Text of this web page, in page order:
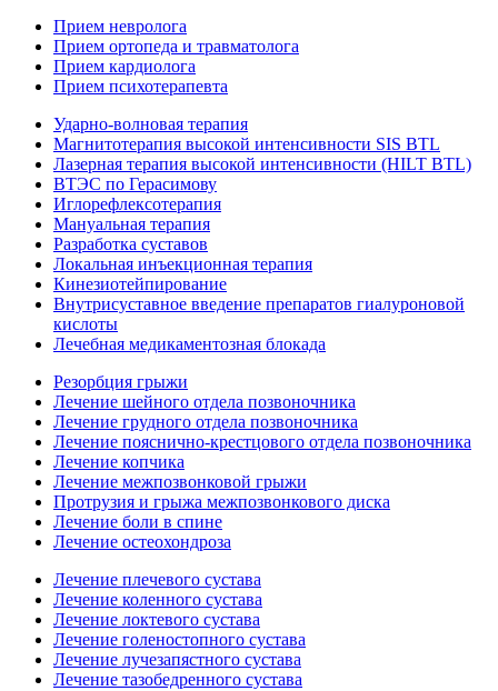
Прием невролога
Прием ортопеда и травматолога
Прием кардиолога
Прием психотерапевта
Ударно-волновая терапия
Магнитотерапия высокой интенсивности SIS BTL
Лазерная терапия высокой интенсивности (HILT BTL)
ВТЭС по Герасимову
Иглорефлексотерапия
Мануальная терапия
Разработка суставов
Локальная инъекционная терапия
Кинезиотейпирование
Внутрисуставное введение препаратов гиалуроновой
кислоты
Лечебная медикаментозная блокада
Резорбция грыжи
Лечение шейного отдела позвоночника
Лечение грудного отдела позвоночника
Лечение пояснично-крестцового отдела позвоночника
Лечение копчика
Лечение межпозвонковой грыжи
Протрузия и грыжа межпозвонкового диска
Лечение боли в спине
Лечение остеохондроза
Лечение плечевого сустава
Лечение коленного сустава
Лечение локтевого сустава
Лечение голеностопного сустава
Лечение лучезапястного сустава
Лечение тазобедренного сустава